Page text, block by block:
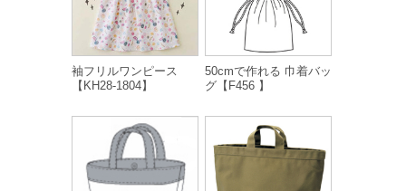
袖フリルワンピース
【KH28-1804】
50cmで作れる 巾着バッ
グ【F456 】